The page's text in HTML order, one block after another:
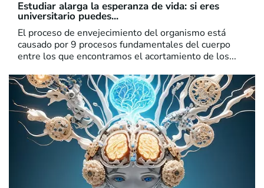
Estudiar alarga la esperanza de vida: si eres
universitario puedes...
El proceso de envejecimiento del organismo está
causado por 9 procesos fundamentales del cuerpo
entre los que encontramos el acortamiento de los...